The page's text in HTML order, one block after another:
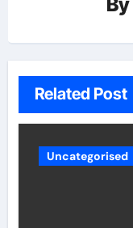
Related Post
Uncategorised